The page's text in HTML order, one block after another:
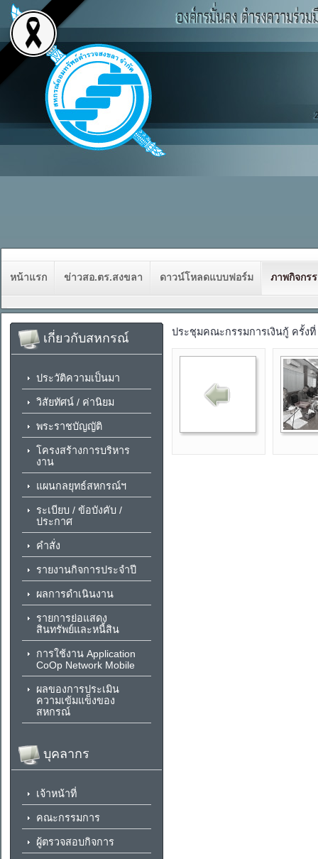
หน้าแรก ข่าวสอ.ตร.สงขลา ดาวน์โหลดแบบฟอร์ม ภาพกิจกร
ประชุมคณะกรรมการเงินกู้ ครั้งที่
เกี่ยวกับสหกรณ์
ประวัติความเป็นมา
วิสัยทัศน์ / ค่านิยม
พระราชบัญญัติ
โครงสร้างการบริหาร
งาน
แผนกลยุทธ์สหกรณ์ฯ
ระเบียบ / ข้อบังคับ /
ประกาศ
คำสั่ง
รายงานกิจการประจำปี
ผลการดำเนินงาน
รายการย่อแสดง
สินทรัพย์และหนี้สิน
การใช้งาน Application
CoOp Network Mobile
ผลของการประเมิน
ความเข้มแข็งของ
สหกรณ์
บุคลากร
เจ้าหน้าที่
คณะกรรมการ
ผู้ตรวจสอบกิจการ